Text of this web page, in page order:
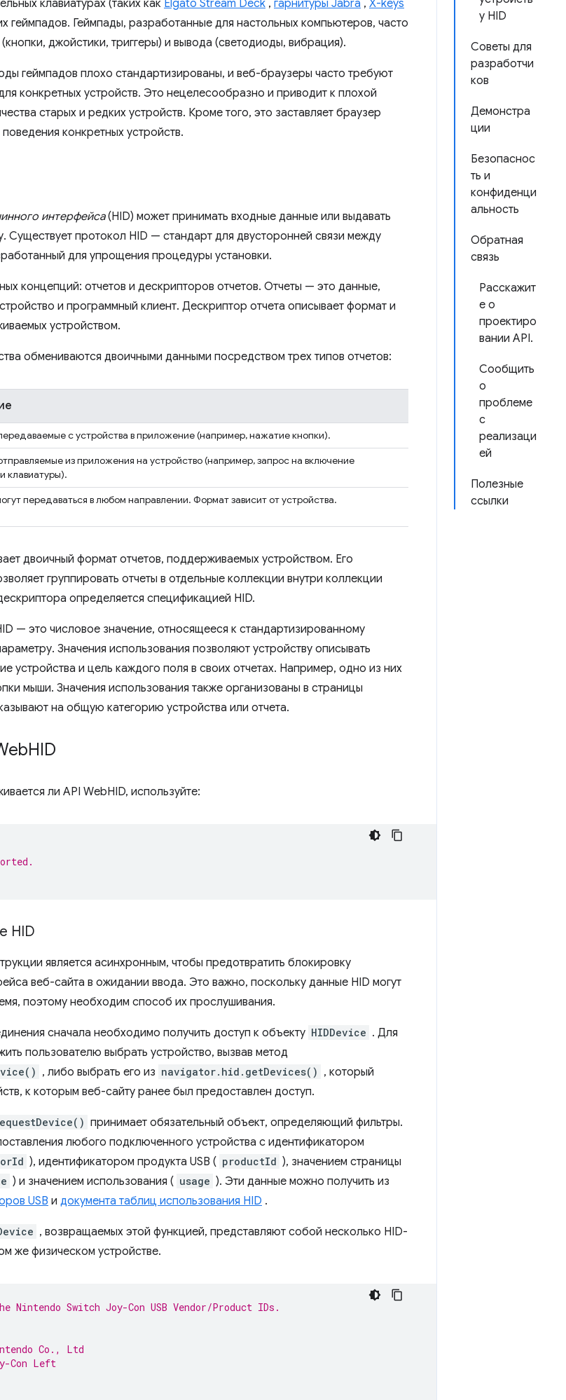
у HID
Советы для
разработчи
ков
Демонстра
ции
Безопаснос
ть и
конфиденци
альность
Обратная
связь
Расскажит
е о
проектиро
вании API.
Сообщить
о
проблеме
с
реализаци
ей
Полезные
ссылки
клавиатурах (таких как Elgato Stream Deck , гарнитуры Jabra , X-keys
геймпадов. Геймпады, разработанные для настольных компьютеров, часто
джойстики, триггеры) и вывода (светодиоды, вибрация).
геймпадов плохо стандартизированы, и веб-браузеры часто требуют
конкретных устройств. Это нецелесообразно и приводит к плохой
старых и редких устройств. Кроме того, это заставляет браузер
конкретных устройств.
интерфейса(HID) может принимать входные данные или выдавать
Существует протокол HID — стандарт для двусторонней связи между
для упрощения процедуры установки.
концепций: отчетов и дескрипторов отчетов. Отчеты — это данные,
и программный клиент. Дескриптор отчета описывает формат и
устройством.
обмениваются двоичными данными посредством трех типов отчетов:
с устройства в приложение (например, нажатие кнопки).
из приложения на устройство (например, запрос на включение
клавиатуры).
передаваться в любом направлении. Формат зависит от устройства.
двоичный формат отчетов, поддерживаемых устройством. Его
группировать отчеты в отдельные коллекции внутри коллекции
определяется спецификацией HID.
— это числовое значение, относящееся к стандартизированному
Значения использования позволяют устройству описывать
устройства и цель каждого поля в своих отчетах. Например, одно из них
мыши. Значения использования также организованы в страницы
на общую категорию устройства или отчета.
HID
ли API WebHID, используйте:
HID
является асинхронным, чтобы предотвратить блокировку
веб-сайта в ожидании ввода. Это важно, поскольку данные HID могут
поэтому необходим способ их прослушивания.
сначала необходимо получить доступ к объекту HIDDevice . Для
пользователю выбрать устройство, вызвав метод
, либо выбрать его из navigator.hid.getDevices() , который
к которым веб-сайту ранее был предоставлен доступ.
принимает обязательный объект, определяющий фильтры.
любого подключенного устройства с идентификатором
), идентификатором продукта USB ( productId ), значением страницы
) и значением использования ( usage ). Эти данные можно получить из
USB и документа таблиц использования HID .
, возвращаемых этой функцией, представляют собой несколько HID-
же физическом устройстве.
Switch Joy-Con USB Vendor/Product IDs.
Co., Ltd
Con Left